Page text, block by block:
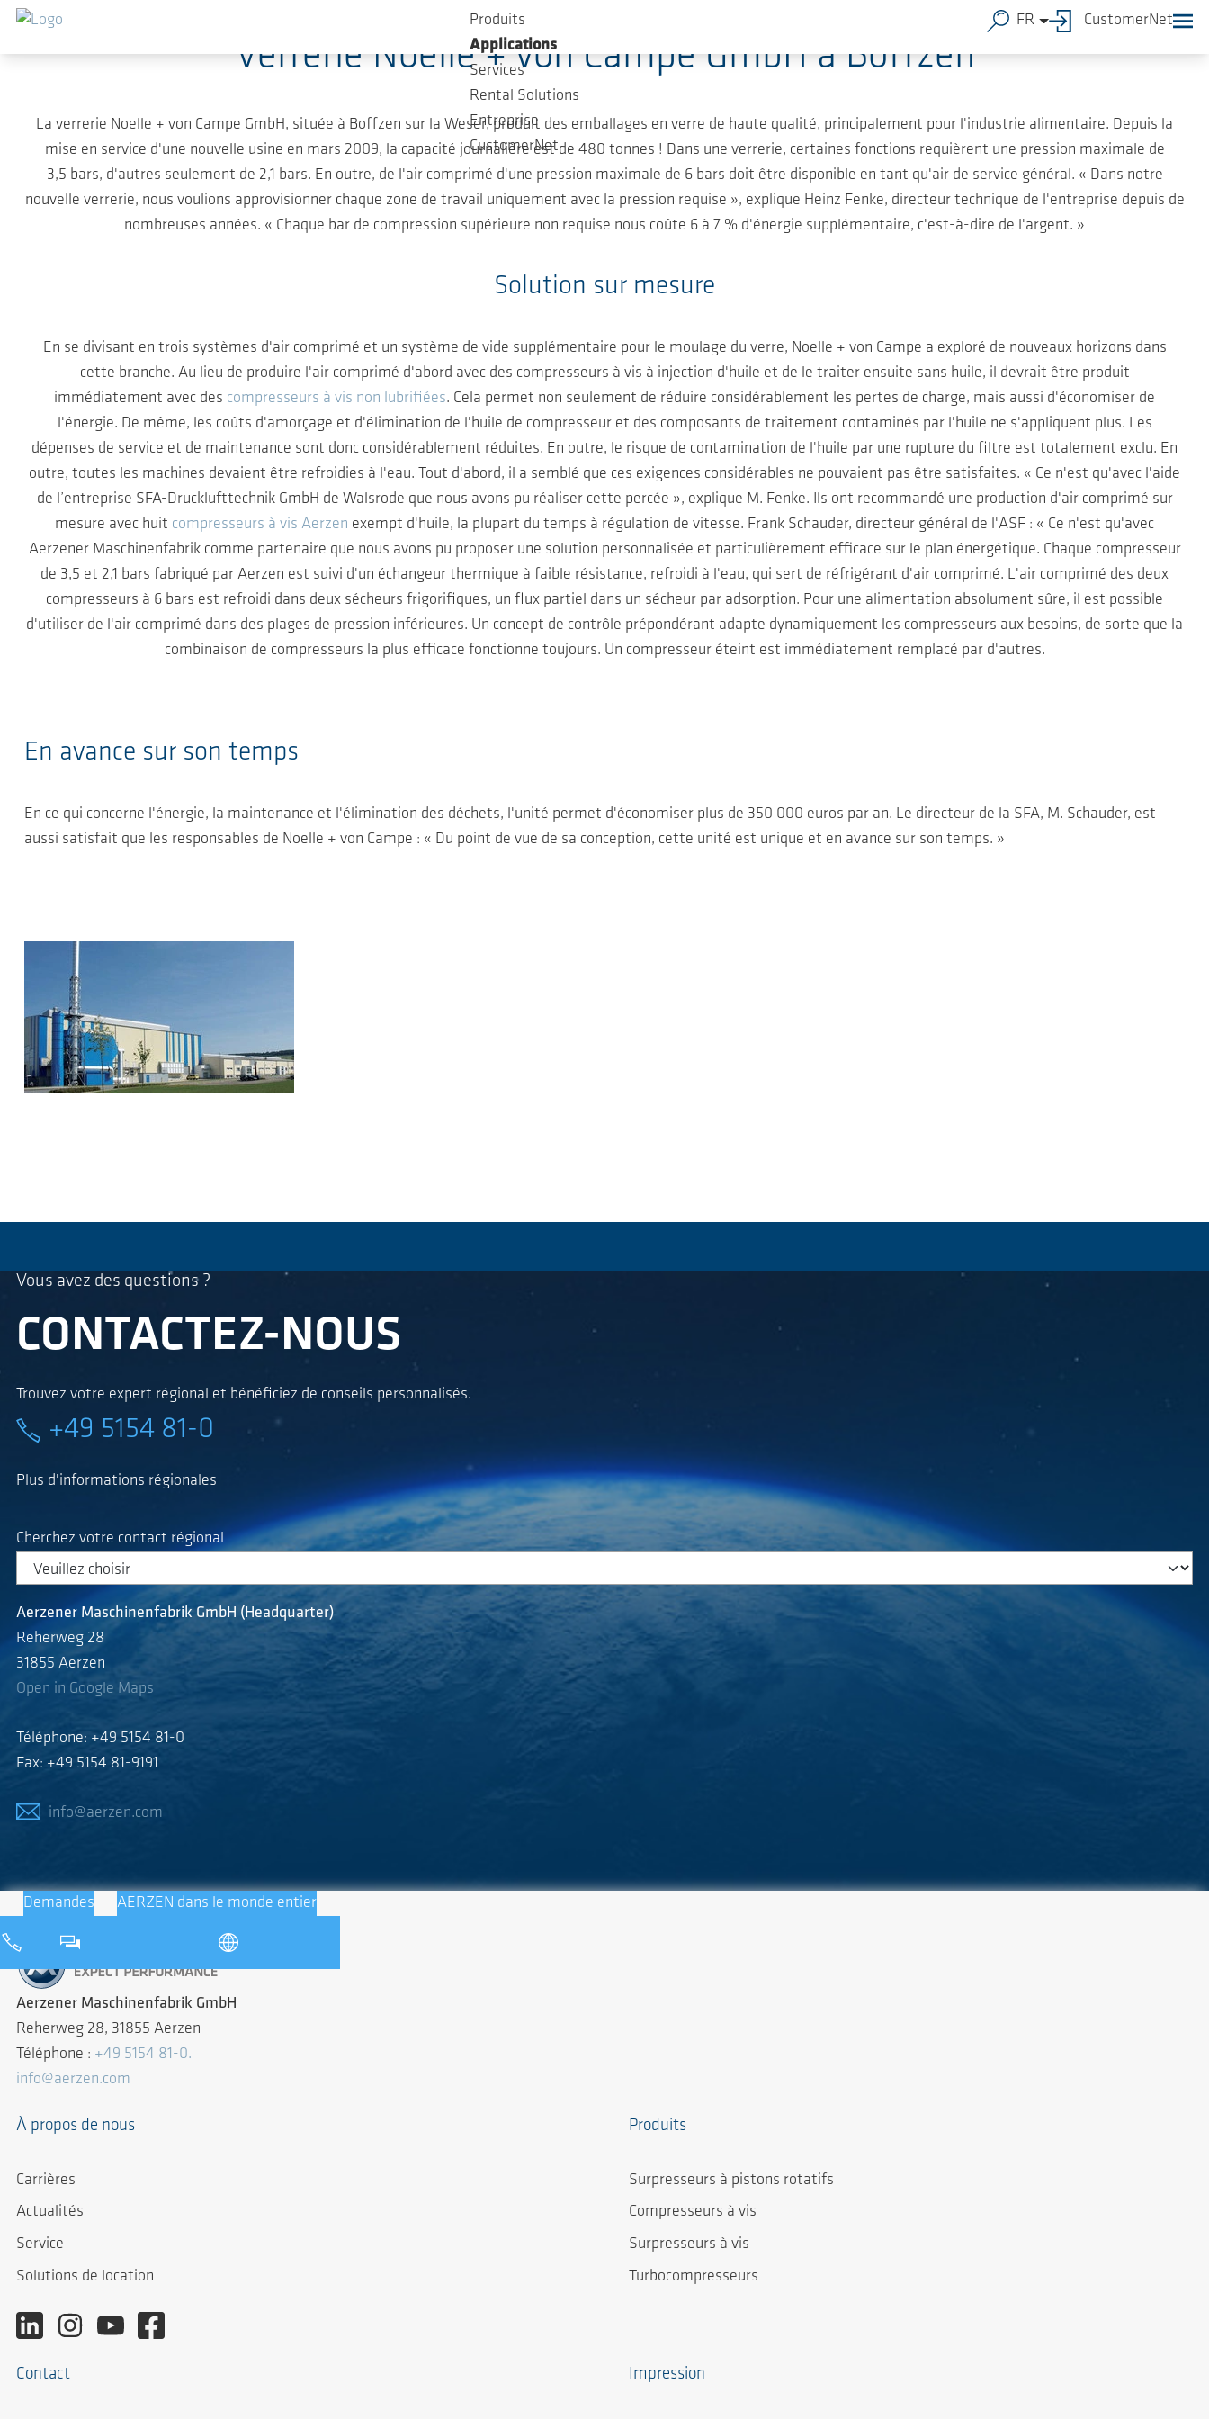
Sauter au contenu principal
Produits
Applications
Services
Rental Solutions
Entreprise
CustomerNet
FR CustomerNet
Verrerie Noelle + von Campe GmbH à Boffzen
La verrerie Noelle + von Campe GmbH, située à Boffzen sur la Weser, produit des emballages en verre de haute qualité, principalement pour l'industrie alimentaire. Depuis la
mise en service d'une nouvelle usine en mars 2009, la capacité journalière est de 480 tonnes ! Dans une verrerie, certaines fonctions requièrent une pression maximale de
3,5 bars, d'autres seulement de 2,1 bars. En outre, de l'air comprimé d'une pression maximale de 6 bars doit être disponible en tant qu'air de service général. « Dans notre
nouvelle verrerie, nous voulions approvisionner chaque zone de travail uniquement avec la pression requise », explique Heinz Fenke, directeur technique de l'entreprise depuis de
nombreuses années. « Chaque bar de compression supérieure non requise nous coûte 6 à 7 % d'énergie supplémentaire, c'est-à-dire de l'argent. »
Solution sur mesure
En se divisant en trois systèmes d'air comprimé et un système de vide supplémentaire pour le moulage du verre, Noelle + von Campe a exploré de nouveaux horizons dans
cette branche. Au lieu de produire l'air comprimé d'abord avec des compresseurs à vis à injection d'huile et de le traiter ensuite sans huile, il devrait être produit
immédiatement avec des compresseurs à vis non lubrifiées. Cela permet non seulement de réduire considérablement les pertes de charge, mais aussi d'économiser de
l'énergie. De même, les coûts d'amorçage et d'élimination de l'huile de compresseur et des composants de traitement contaminés par l'huile ne s'appliquent plus. Les
dépenses de service et de maintenance sont donc considérablement réduites. En outre, le risque de contamination de l'huile par une rupture du filtre est totalement exclu. En
outre, toutes les machines devaient être refroidies à l'eau. Tout d'abord, il a semblé que ces exigences considérables ne pouvaient pas être satisfaites. « Ce n'est qu'avec l'aide
de l’entreprise SFA-Drucklufttechnik GmbH de Walsrode que nous avons pu réaliser cette percée », explique M. Fenke. Ils ont recommandé une production d'air comprimé sur
mesure avec huit compresseurs à vis Aerzen exempt d'huile, la plupart du temps à régulation de vitesse. Frank Schauder, directeur général de l'ASF : « Ce n'est qu'avec
Aerzener Maschinenfabrik comme partenaire que nous avons pu proposer une solution personnalisée et particulièrement efficace sur le plan énergétique. Chaque compresseur
de 3,5 et 2,1 bars fabriqué par Aerzen est suivi d'un échangeur thermique à faible résistance, refroidi à l'eau, qui sert de réfrigérant d'air comprimé. L'air comprimé des deux
compresseurs à 6 bars est refroidi dans deux sécheurs frigorifiques, un flux partiel dans un sécheur par adsorption. Pour une alimentation absolument sûre, il est possible
d'utiliser de l'air comprimé dans des plages de pression inférieures. Un concept de contrôle prépondérant adapte dynamiquement les compresseurs aux besoins, de sorte que la
combinaison de compresseurs la plus efficace fonctionne toujours. Un compresseur éteint est immédiatement remplacé par d'autres.
En avance sur son temps
En ce qui concerne l'énergie, la maintenance et l'élimination des déchets, l'unité permet d'économiser plus de 350 000 euros par an. Le directeur de la SFA, M. Schauder, est
aussi satisfait que les responsables de Noelle + von Campe : « Du point de vue de sa conception, cette unité est unique et en avance sur son temps. »
Vous avez des questions ?
CONTACTEZ-NOUS
Trouvez votre expert régional et bénéficiez de conseils personnalisés.
+49 5154 81-0
Plus d'informations régionales
Cherchez votre contact régional
Aerzener Maschinenfabrik GmbH (Headquarter)
Reherweg 28
31855 Aerzen
Open in Google Maps
Téléphone: +49 5154 81-0
Fax: +49 5154 81-9191
info@aerzen.com
Demandes AERZEN dans le monde entier
Aerzener Maschinenfabrik GmbH
Reherweg 28, 31855 Aerzen
Téléphone : +49 5154 81-0.
info@aerzen.com
À propos de nous
Carrières
Actualités
Service
Solutions de location
Produits
Surpresseurs à pistons rotatifs
Compresseurs à vis
Surpresseurs à vis
Turbocompresseurs
Contact Impression